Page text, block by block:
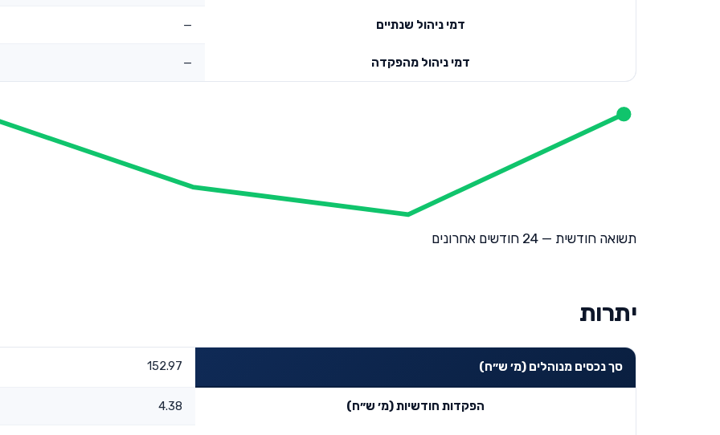
דמי ניהול שנתיים —
דמי ניהול מהפקדה —
תשואה חודשית — 24 חודשים אחרונים
יתרות
סך נכסים מנוהלים (מ׳ ש״ח) 152.97
הפקדות חודשיות (מ׳ ש״ח) 4.38